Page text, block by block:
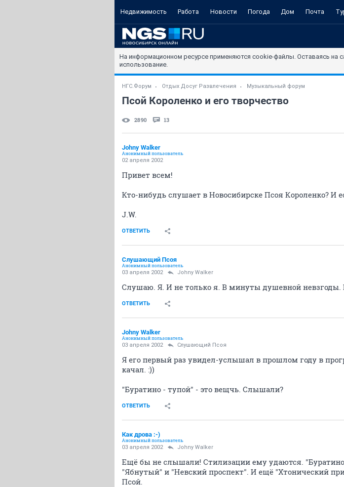
Недвижимость Работа Новости Погода Дом Почта
На информационном ресурсе применяются cookie-файлы. Оставаясь на
использование.
НГС.Форум Отдых Досуг Развлечения Музыкальный форум
Псой Короленко и его творчество
2890 13
Johny Walker
Анонимный пользователь
02 апреля 2002
Привет всем!
Кто-нибудь слушает в Новосибирске Псоя Короленко? И
J.W.
ОТВЕТИТЬ
Слушающий Псоя
Анонимный пользователь
03 апреля 2002 Johny Walker
Слушаю. Я. И не только я. В минуты душевной
ОТВЕТИТЬ
Johny Walker
Анонимный пользователь
03 апреля 2002 Слушающий Псоя
Я его первый раз увидел-услышал в прошлом году в
качал. :))
"Буратино - тупой" - это вещчь. Слышали?
ОТВЕТИТЬ
Как дрова :-)
Анонимный пользователь
03 апреля 2002 Johny Walker
Ещё бы не слышали! Стилизации ему удаются.
"Ябнутый" и "Невский проспект". И ещё "Хтонический
Псой.